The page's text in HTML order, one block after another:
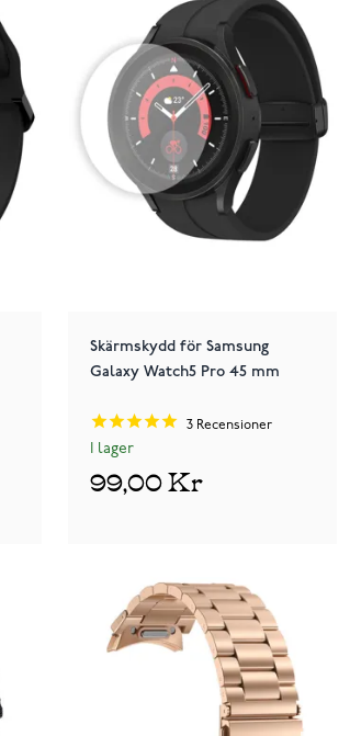
Skärmskydd för Samsung
Galaxy Watch5 Pro 45 mm
3 Recensioner
I lager
99,00 Kr